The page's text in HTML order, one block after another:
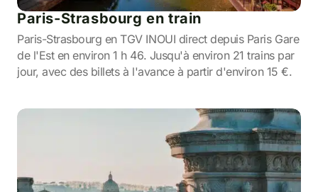
Paris-Strasbourg en train
Paris-Strasbourg en TGV INOUI direct depuis Paris Gare
de l'Est en environ 1 h 46. Jusqu'à environ 21 trains par
jour, avec des billets à l'avance à partir d'environ 15 €.